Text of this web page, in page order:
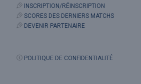
INSCRIPTION/RÉINSCRIPTION
SCORES DES DERNIERS MATCHS
DEVENIR PARTENAIRE
POLITIQUE DE CONFIDENTIALITÉ